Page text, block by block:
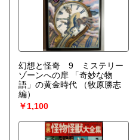
幻想と怪奇 9 ミステリー
ゾーンへの扉 「奇妙な物
語」の黄金時代
（牧原勝志
編）
￥1,100